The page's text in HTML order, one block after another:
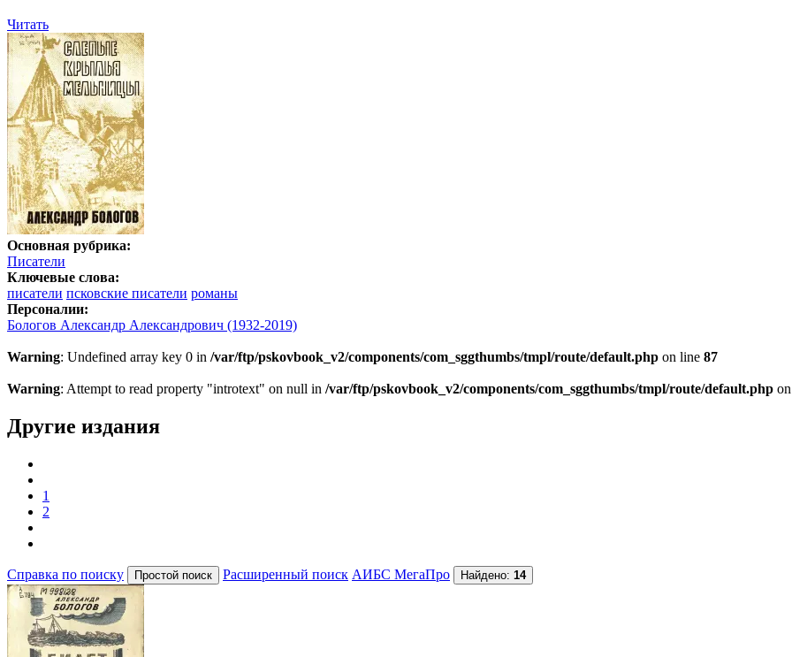
Читать
Основная рубрика:
Писатели
Ключевые слова:
писатели псковские писатели романы
Персоналии:
Бологов Александр Александрович (1932-2019)
Warning: Undefined array key 0 in /var/ftp/pskovbook_v2/components/com_sggthumbs/tmpl/route/default.php on line 87
Warning: Attempt to read property "introtext" on null in /var/ftp/pskovbook_v2/components/com_sggthumbs/tmpl/route/default.php
Другие издания
1
2
Справка по поиску Расширенный поиск АИБС МегаПро Найдено: 14